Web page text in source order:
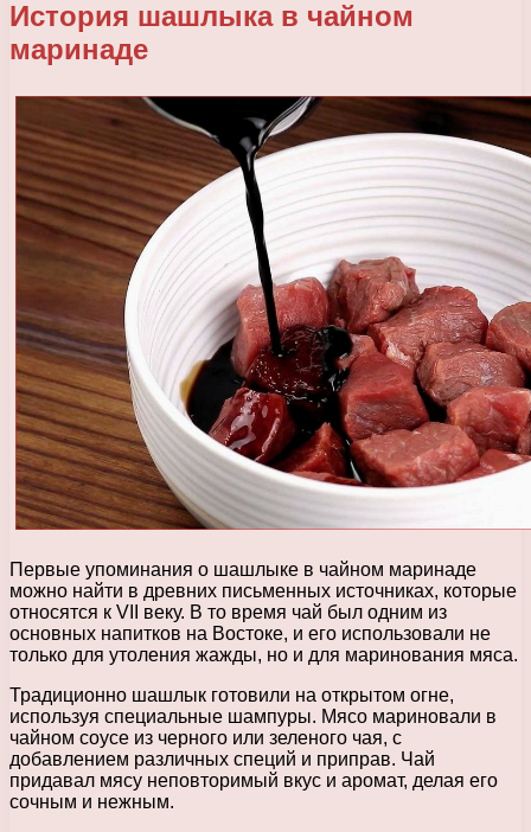
История шашлыка в чайном
маринаде
Первые упоминания о шашлыке в чайном маринаде
можно найти в древних письменных источниках, которые
относятся к VII веку. В то время чай был одним из
основных напитков на Востоке, и его использовали не
только для утоления жажды, но и для маринования мяса.
Традиционно шашлык готовили на открытом огне,
используя специальные шампуры. Мясо мариновали в
чайном соусе из черного или зеленого чая, с
добавлением различных специй и приправ. Чай
придавал мясу неповторимый вкус и аромат, делая его
сочным и нежным.